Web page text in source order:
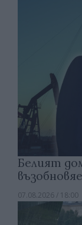
Белият
07.08.2026 / 18:00